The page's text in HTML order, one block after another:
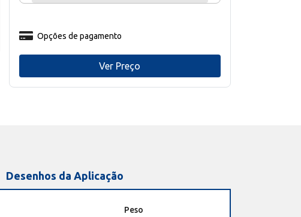
Opções de pagamento
Ver Preço
Desenhos da Aplicação
Peso